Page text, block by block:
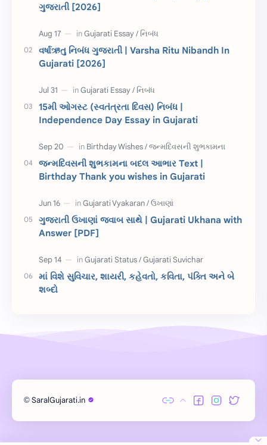
ચાલીસા
દિવાળી સમાનાર્થી શબ્દો
સ્પીચ ગુજરાતી
રક્ષાબંધન 26 જાન્યુઆરી
જાણવા જેવું ધોરણ 8
શિક્ષક દિવસ ઉત્તરાયણ
કહેવતો Birthday Wishes
Gujarati Slogans Gujarati Speech
ગુજરાતી વ્યાકરણ
જ્ઞાન સાધના પરીક્ષા Lekhan
Merit List
દિન વિશેષ
મહાત્મા ગાંધી
Exam Gujarati Status
ગુજરાતી [2026]
વર્ષાઋતુ નિબંધ ગુજરાતી | Varsha Ritu Nibandh In
Gujarati [2026]
15મી ઓગસ્ટ (સ્વતંત્રતા દિવસ) નિબંધ |
Independence Day Essay in Gujarati
જન્મદિવસની શુભકામના બદલ આભાર Text |
Birthday Thank you wishes in Gujarati
ગુજરાતી ઉખાણાં જવાબ સાથે | Gujarati Ukhana with
Answer [PDF]
માં વિશે સુવિચાર, શાયરી, કહેવતો, કવિતા, પંક્તિ અને બે
શબ્દો
© SaralGujarati.in